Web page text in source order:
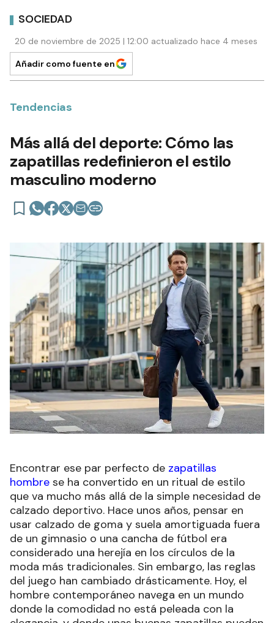
SOCIEDAD
20 de noviembre de 2025 | 12:00 actualizado hace 4 meses
Añadir como fuente en
Tendencias
Más allá del deporte: Cómo las
zapatillas redefinieron el estilo
masculino moderno
Encontrar ese par perfecto de zapatillas
hombre se ha convertido en un ritual de estilo
que va mucho más allá de la simple necesidad de
calzado deportivo. Hace unos años, pensar en
usar calzado de goma y suela amortiguada fuera
de un gimnasio o una cancha de fútbol era
considerado una herejía en los círculos de la
moda más tradicionales. Sin embargo, las reglas
del juego han cambiado drásticamente. Hoy, el
hombre contemporáneo navega en un mundo
donde la comodidad no está peleada con la